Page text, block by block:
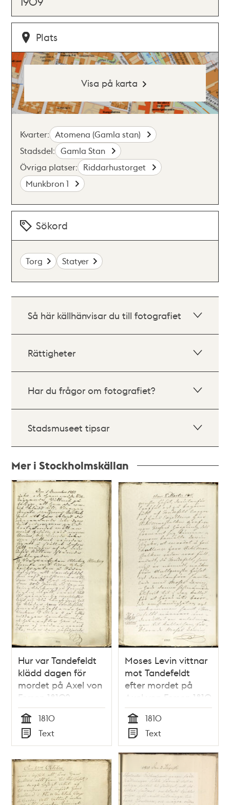
Plats
Visa på karta
Kvarter: Atomena (Gamla stan)
Stadsdel: Gamla Stan
Övriga platser: Riddarhustorget
Munkbron 1
Sökord
Torg Statyer
Så här källhänvisar du till fotografiet
Rättigheter
Har du frågor om fotografiet?
Stadsmuseet tipsar
Mer i Stockholmskällan
Relaterade
poster
och
teman
Hur var Tandefeldt
klädd dagen för
mordet på Axel von
Fersen 1810?
Tid
1810
Typ
Text
Moses Levin vittnar
mot Tandefeldt
efter mordet på
Axel von Fersen 1810
Tid
1810
Typ
Text